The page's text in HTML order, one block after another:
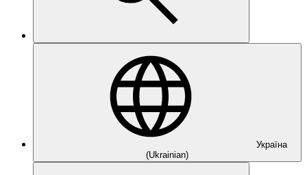
Україна
(Ukrainian)